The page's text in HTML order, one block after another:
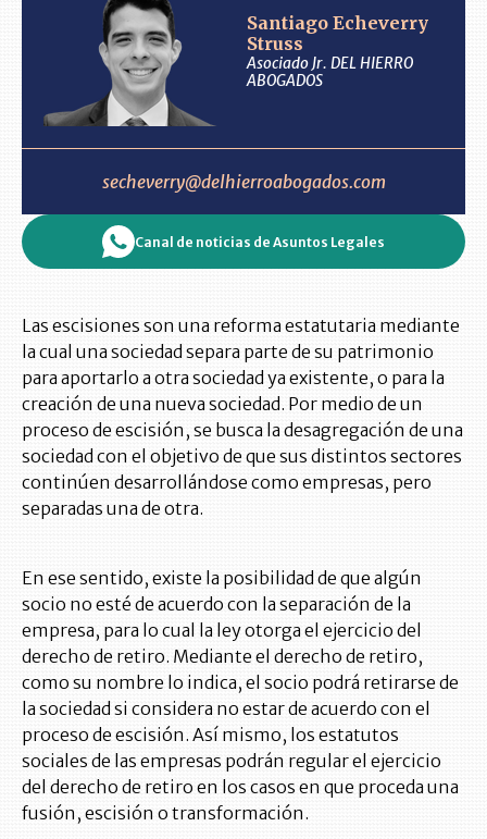
Santiago Echeverry
Struss
Asociado Jr. DEL HIERRO
ABOGADOS
secheverry@delhierroabogados.com
Canal de noticias de Asuntos Legales
Las escisiones son una reforma estatutaria mediante
la cual una sociedad separa parte de su patrimonio
para aportarlo a otra sociedad ya existente, o para la
creación de una nueva sociedad. Por medio de un
proceso de escisión, se busca la desagregación de una
sociedad con el objetivo de que sus distintos sectores
continúen desarrollándose como empresas, pero
separadas una de otra.
En ese sentido, existe la posibilidad de que algún
socio no esté de acuerdo con la separación de la
empresa, para lo cual la ley otorga el ejercicio del
derecho de retiro. Mediante el derecho de retiro,
como su nombre lo indica, el socio podrá retirarse de
la sociedad si considera no estar de acuerdo con el
proceso de escisión. Así mismo, los estatutos
sociales de las empresas podrán regular el ejercicio
del derecho de retiro en los casos en que proceda una
fusión, escisión o transformación.